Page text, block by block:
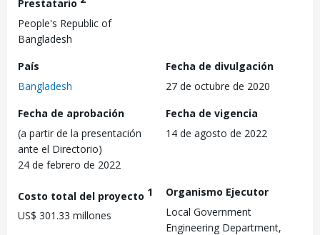
Prestatario
People's Republic of
Bangladesh
País
Bangladesh
Fecha de divulgación
27 de octubre de 2020
Fecha de aprobación
(a partir de la presentación
ante el Directorio)
24 de febrero de 2022
Fecha de vigencia
14 de agosto de 2022
Costo total del proyecto 1
US$ 301.33 millones
Organismo Ejecutor
Local Government
Engineering Department,